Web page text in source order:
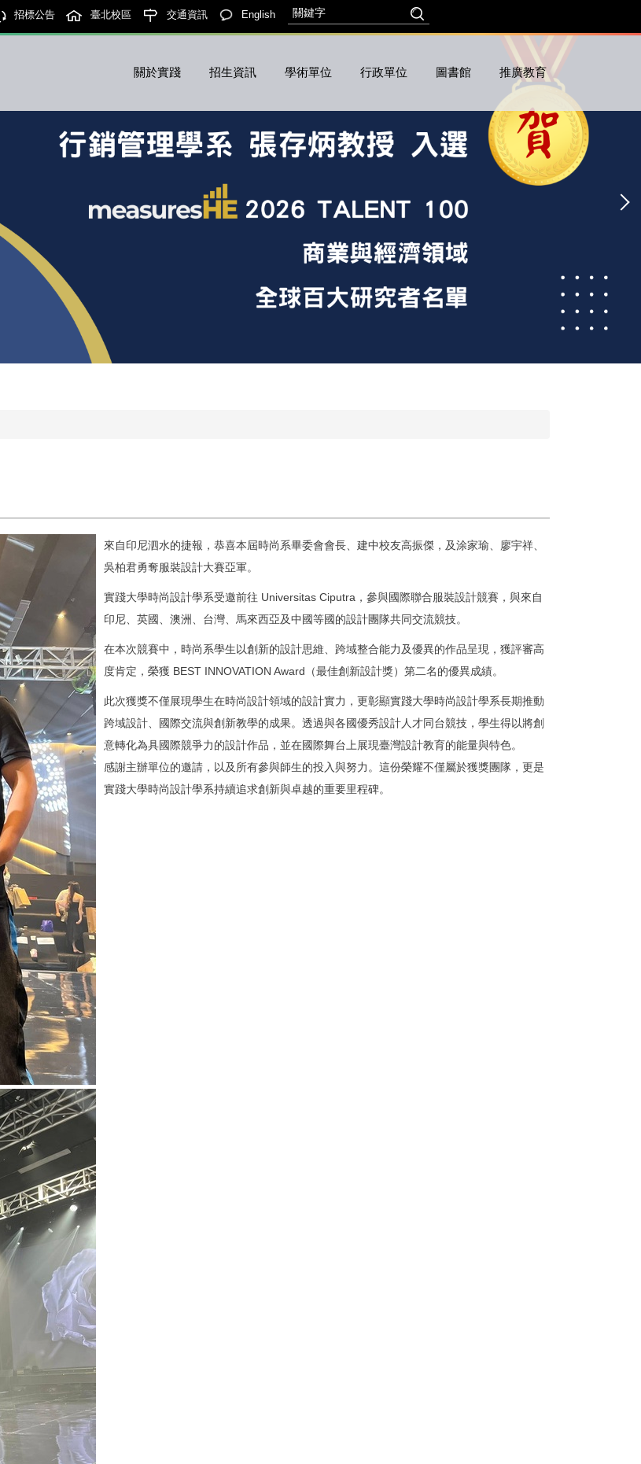
招標公告 臺北校區 交通資訊 English
關於實踐 招生資訊 學術單位 行政單位 圖書館 推廣教育
來自印尼泗水的捷報，恭喜本屆時尚系畢委會會長、 建中校友高振傑，及涂家瑜、廖宇祥、
吳柏君勇奪服裝設計大賽亞軍。
實踐大學時尚設計學系受邀前往 Universitas Ciputra，參與國際聯合服裝設計競賽，與來自
印尼、英國、 澳洲、台灣、馬來西亞及中國等國的設計團隊共同交流競技。
在本次競賽中，時尚系學生以創新的設計思維、 跨域整合能力及優異的作品呈現，獲評審高
度肯定，榮獲 BEST INNOVATION Award（最佳創新設計獎）第二名的優異成績。
此次獲獎不僅展現學生在時尚設計領域的設計實力， 更彰顯實踐大學時尚設計學系長期推動
跨域設計、
國際交流與創新教學的成果。透過與各國優秀設計人才同台競技， 學生得以將創
意轉化為具國際競爭力的設計作品， 並在國際舞台上展現臺灣設計教育的能量與特色。
感謝主辦單位的邀請，以及所有參與師生的投入與努力。 這份榮耀不僅屬於獲獎團隊， 更是
實踐大學時尚設計學系持續追求創新與卓越的重要里程碑。